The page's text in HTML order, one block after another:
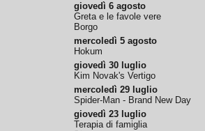
giovedì 6 agosto
Greta e le favole vere
Borgo
mercoledì 5 agosto
Hokum
giovedì 30 luglio
Kim Novak's Vertigo
mercoledì 29 luglio
Spider-Man - Brand New Day
giovedì 23 luglio
Terapia di famiglia